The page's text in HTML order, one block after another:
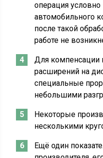
операция
автомобильного
после такой
работе не
Для компенсации
расширений на
специальные
небольшими
Некоторые
несколькими
Ещё один